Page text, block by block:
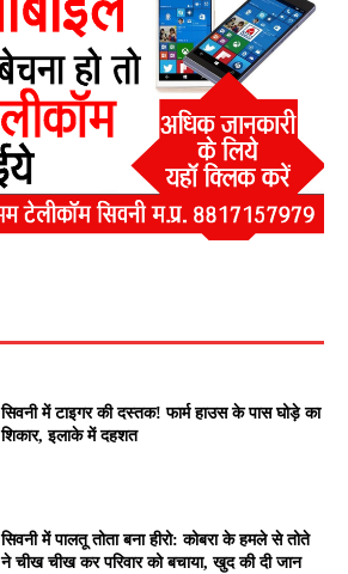
सिवनी में टाइगर की दस्तक! फार्म हाउस के पास घोड़े का
शिकार, इलाके में दहशत
सिवनी में पालतू तोता बना हीरो: कोबरा के हमले से तोते
ने चीख चीख कर परिवार को बचाया, खुद की दी जान